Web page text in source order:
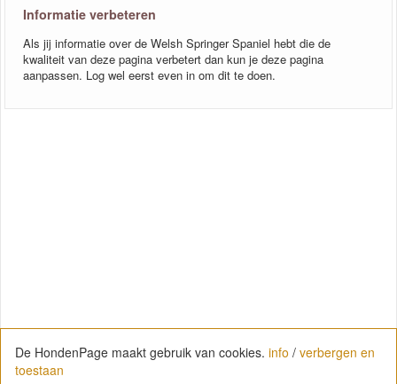
Informatie verbeteren
Als jij informatie over de Welsh Springer Spaniel hebt die de
kwaliteit van deze pagina verbetert dan kun je deze pagina
aanpassen. Log wel eerst even in om dit te doen.
De HondenPage maakt gebruik van cookies. info / verbergen en
toestaan